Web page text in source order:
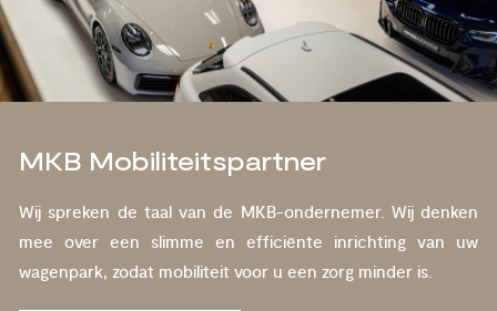
MKB Mobiliteitspartner
Wij spreken de taal van de MKB-ondernemer. Wij denken
mee over een slimme en efficiënte inrichting van uw
wagenpark, zodat mobiliteit voor u een zorg minder is.